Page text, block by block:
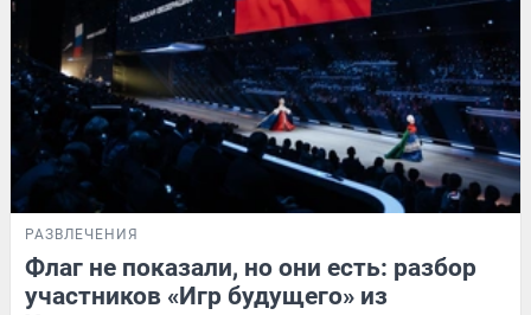
РАЗВЛЕЧЕНИЯ
Флаг не показали, но они есть: разбор
участников «Игр будущего» из